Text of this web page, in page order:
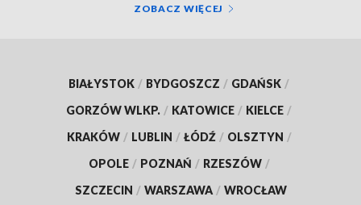
ZOBACZ WIĘCEJ
BIAŁYSTOK / BYDGOSZCZ / GDAŃSK /
GORZÓW WLKP. / KATOWICE / KIELCE /
KRAKÓW / LUBLIN / ŁÓDŹ / OLSZTYN /
OPOLE / POZNAŃ / RZESZÓW /
SZCZECIN / WARSZAWA / WROCŁAW